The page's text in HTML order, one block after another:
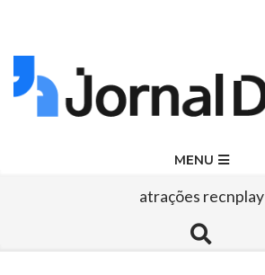
Skip
to
Jornal
Digital
MENU
atrações recnplay
Search